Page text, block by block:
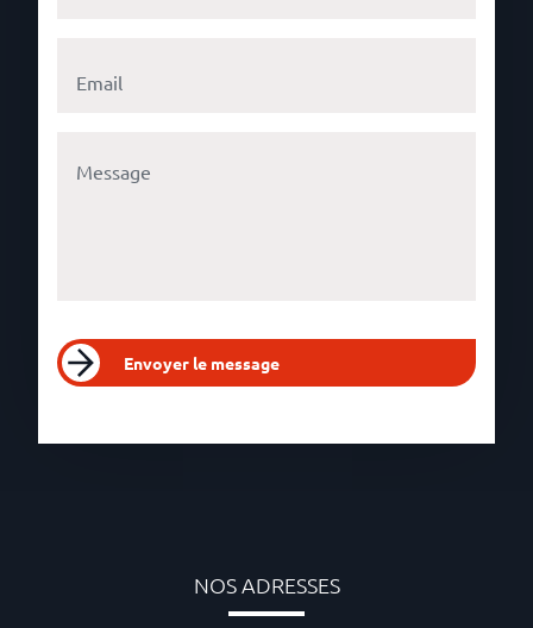
Envoyer le message
NOS ADRESSES